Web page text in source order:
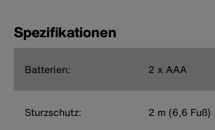
Spezifikationen
Batterien: 2 x AAA
Sturzschutz: 2 m (6,6 Fuß)